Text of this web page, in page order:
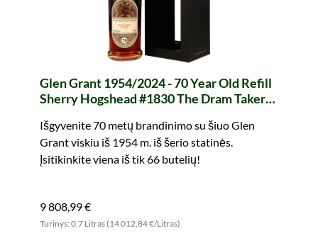
Glen Grant 1954/2024 - 70 Year Old Refill
Sherry Hogshead #1830 The Dram Takers
Išgyvenite 70 metų brandinimo su šiuo Glen
Grant viskiu iš 1954 m. iš šerio statinės.
Įsitikinkite viena iš tik 66 butelių!
9 808,99 €
Turinys: 0.7 Litras (14 012,84 €/Litras)